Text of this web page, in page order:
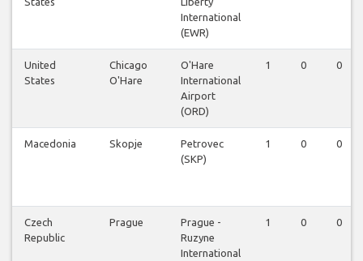
International
(EWR)
United
States
Chicago
O'Hare
O'Hare
International
Airport
(ORD)
1 0 0
Macedonia Skopje
Petrovec
(SKP)
1 0 0
Czech
Republic
Prague
Prague -
Ruzyne
International
1 0 0